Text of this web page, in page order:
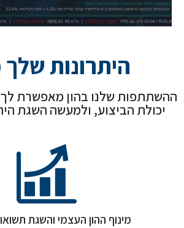
היתרונות שלך
ההשתתפות שלנו בהון מאפשרת לך
יכולת הביצוע, ולמעשה השגת
מינוף ההון העצמי והשגת